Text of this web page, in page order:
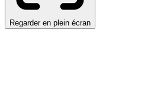
Regarder en plein écran